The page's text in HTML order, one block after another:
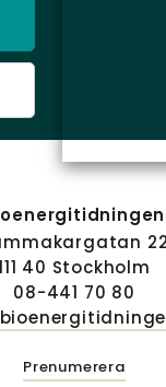
22
40 Stockholm
08-441 70 80
Prenumerera